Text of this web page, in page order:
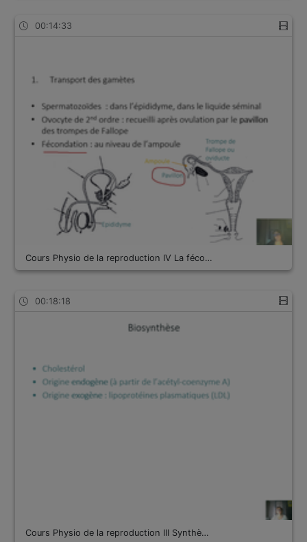
00:14:33
Cours Physio de la reproduction IV La féco…
00:18:18
Cours Physio de la reproduction III Synthè…